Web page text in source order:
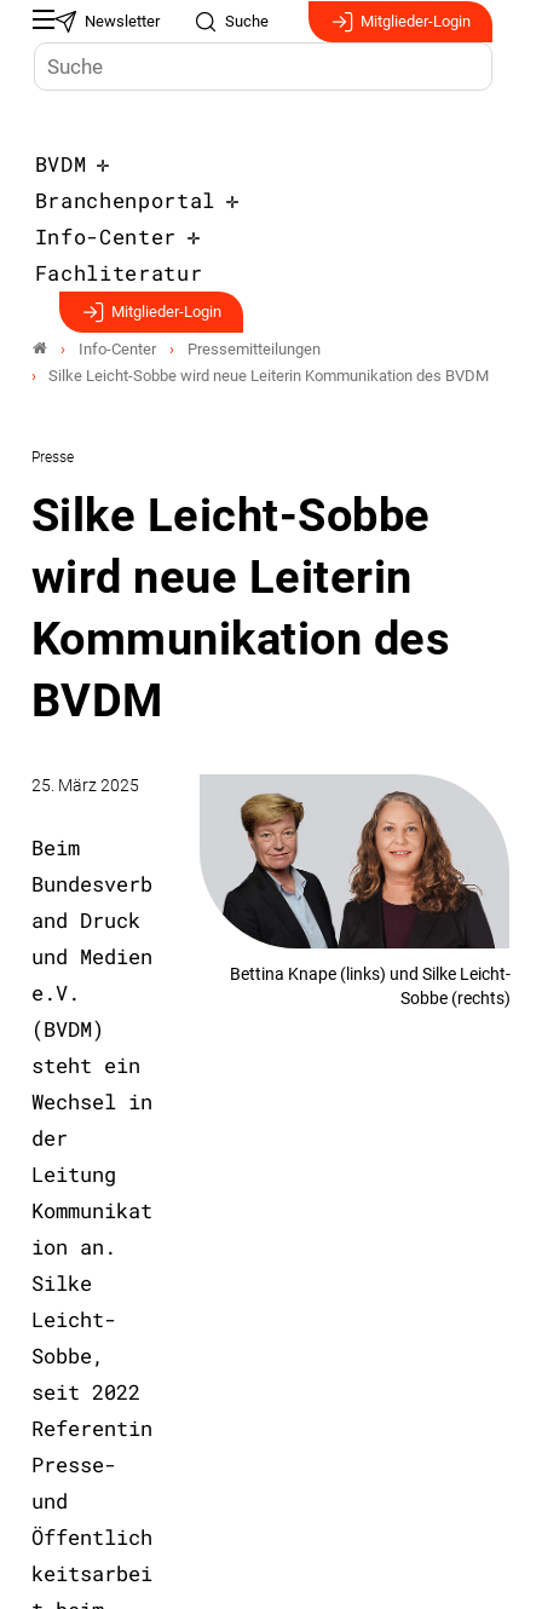
Newsletter Suche Mitglieder-Login
BVDM
Branchenportal
Info-Center
Fachliteratur
Mitglieder-Login
Info-Center
Pressemitteilungen
Silke Leicht-Sobbe wird neue Leiterin Kommunikation des BVDM
Presse
Silke Leicht-Sobbe
wird neue Leiterin
Kommunikation des
BVDM
25. März 2025
Beim
Bundesverb
and Druck
und Medien
e.V.
(BVDM)
steht ein
Wechsel in
der
Leitung
Kommunikat
ion an.
Silke
Leicht-
Sobbe,
seit 2022
Referentin
Presse-
und
Öffentlich
keitsarbei
Bettina Knape (links) und Silke Leicht-
Sobbe (rechts)